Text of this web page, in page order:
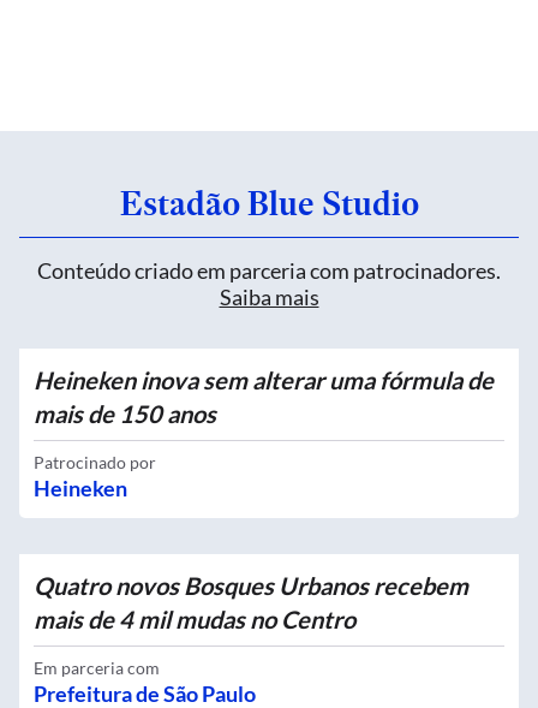
Estadão Blue Studio
Conteúdo criado em parceria com patrocinadores.
Saiba mais
Heineken inova sem alterar uma fórmula de
mais de 150 anos
Patrocinado por
Heineken
Quatro novos Bosques Urbanos recebem
mais de 4 mil mudas no Centro
Em parceria com
Prefeitura de São Paulo